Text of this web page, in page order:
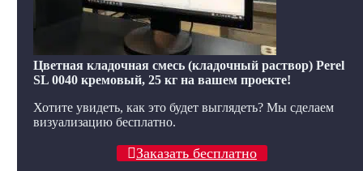
Цветная кладочная смесь (кладочный раствор) Perel
SL 0040 кремовый, 25 кг на вашем проекте!
Хотите увидеть, как это будет выглядеть? Мы сделаем
визуализацию бесплатно.
Заказать бесплатно